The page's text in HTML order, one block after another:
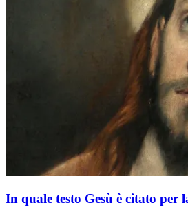
In quale testo Gesù è citato per